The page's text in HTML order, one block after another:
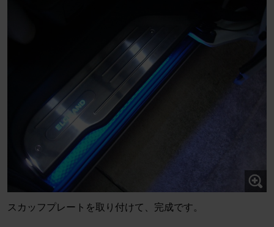
スカッフプレートを取り付けて、完成です。